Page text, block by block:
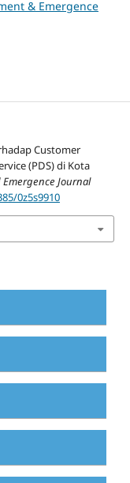
& Emergence
Customer
(PDS) di Kota
Journal
0z5s9910